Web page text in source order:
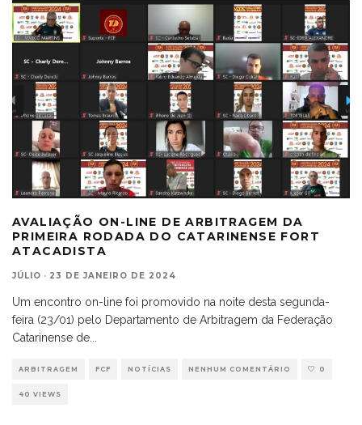
AVALIAÇÃO ON-LINE DE ARBITRAGEM DA
PRIMEIRA RODADA DO CATARINENSE FORT
ATACADISTA
JÚLIO · 23 DE JANEIRO DE 2024
Um encontro on-line foi promovido na noite desta segunda-
feira (23/01) pelo Departamento de Arbitragem da Federação
Catarinense de
ARBITRAGEM FCF NOTÍCIAS NENHUM COMENTÁRIO 0
40 VIEWS